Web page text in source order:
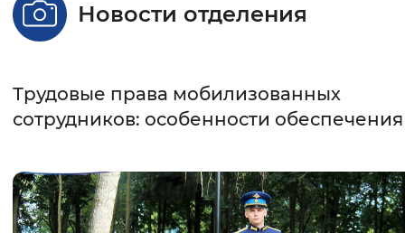
Стандартный Увеличенный
Без засечек С засечками
Нормальный Увеличенный
Новости отделения
Трудовые права мобилизованных
сотрудников: особенности обеспечения